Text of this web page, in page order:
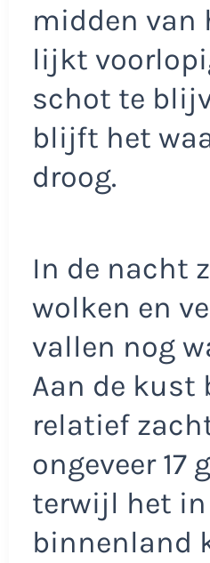
midden van
lijkt
schot te
blijft het
droog.
In de nacht
wolken en
vallen nog
Aan de
relatief
ongeveer 17
terwijl het
binnenland